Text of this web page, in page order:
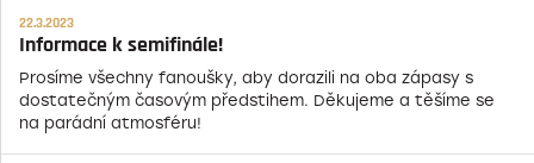
22.3.2023
Informace k semifinále!
Prosíme všechny fanoušky, aby dorazili na oba zápasy s
dostatečným časovým předstihem. Děkujeme a těšíme se
na parádní atmosféru!